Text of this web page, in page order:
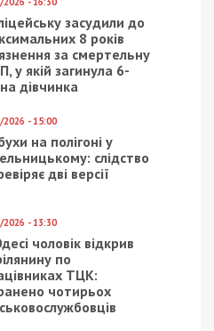
27/04/2022 - 17:09
Оккупанты похищают
украинцев призывного
возраста – разведка